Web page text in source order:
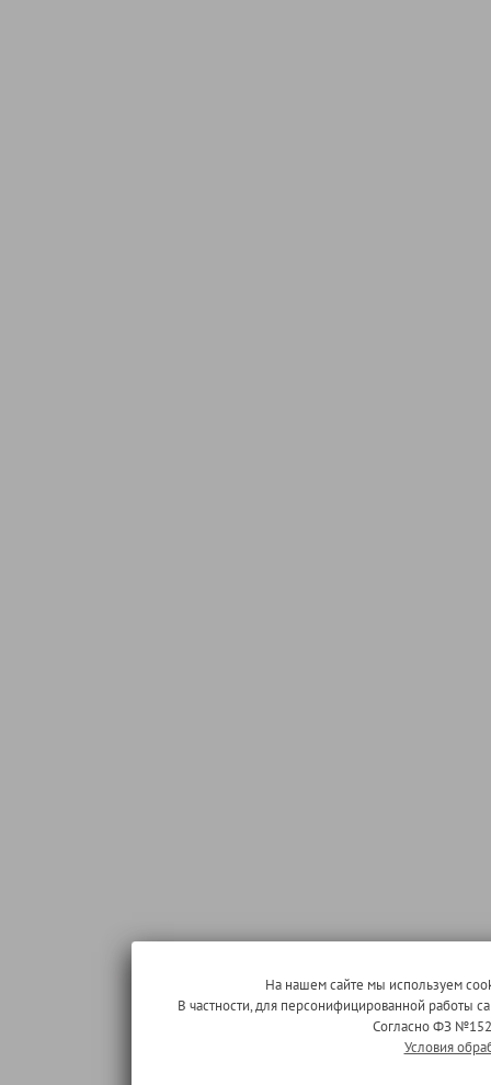
На нашем сайте мы используем
В частности, для персонифицированной работы
Согласно ФЗ
Условия